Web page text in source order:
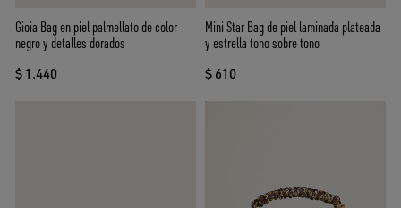
Gioia Bag en piel palmellato de color
negro y detalles dorados
$ 1.440
Mini Star Bag de piel laminada plateada
y estrella tono sobre tono
$ 610